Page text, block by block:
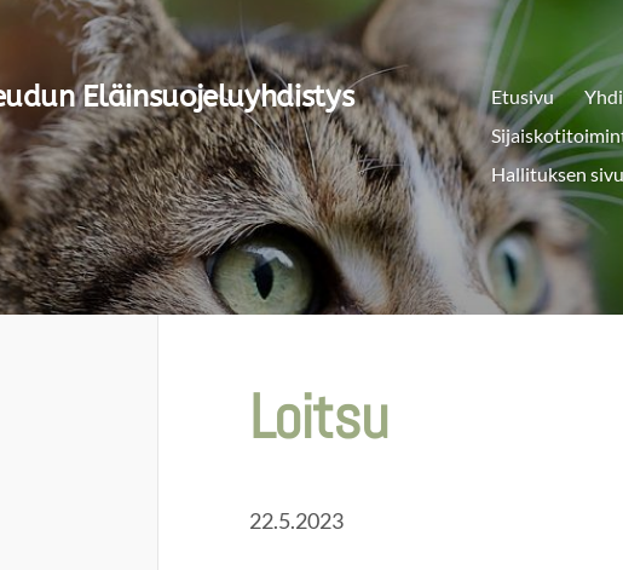
Eläinsuojeluyhdistys Etusivu
Hallituksen
Loitsu
22.5.2023